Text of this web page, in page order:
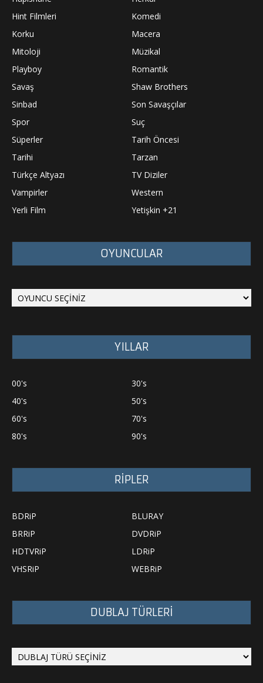
Hint Filmleri
Komedi
Korku
Macera
Mitoloji
Müzikal
Playboy
Romantik
Savaş
Shaw Brothers
Sinbad
Son Savaşçılar
Spor
Suç
Süperler
Tarih Öncesi
Tarihi
Tarzan
Türkçe Altyazı
TV Diziler
Vampirler
Western
Yerli Film
Yetişkin +21
OYUNCULAR
YILLAR
00's
30's
40's
50's
60's
70's
80's
90's
RİPLER
BDRiP
BLURAY
BRRiP
DVDRiP
HDTVRiP
LDRiP
VHSRiP
WEBRiP
DUBLAJ TÜRLERİ